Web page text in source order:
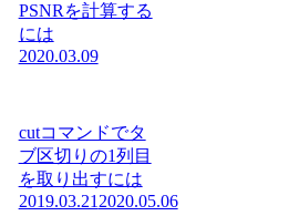
PSNRを計算する
には
2020.03.09
cutコマンドでタ
ブ区切りの1列目
を取り出すには
2019.03.21 2020.05.06